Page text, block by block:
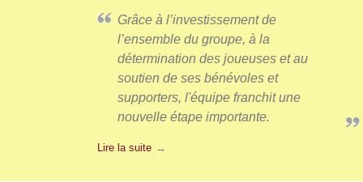
Grâce à l’investissement de
l’ensemble du groupe, à la
détermination des joueuses et au
soutien de ses bénévoles et
supporters, l'équipe franchit une
nouvelle étape importante.
Lire la suite